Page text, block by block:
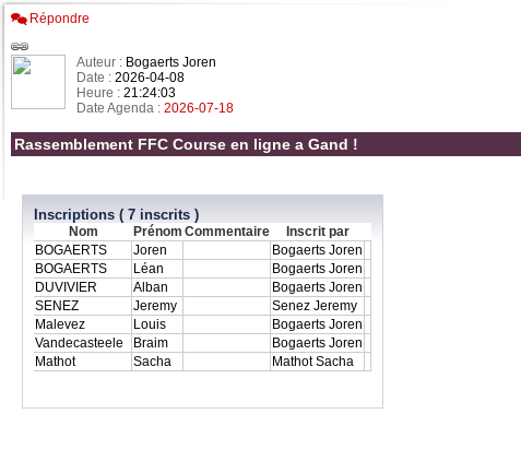
Répondre
Auteur : Bogaerts Joren
Date : 2026-04-08
Heure : 21:24:03
Date Agenda : 2026-07-18
Rassemblement FFC Course en ligne a Gand !
Inscriptions ( 7 inscrits )
Nom Prénom Commentaire
Inscrit par
BOGAERTS
Joren
Bogaerts Joren
BOGAERTS
Léan
Bogaerts Joren
DUVIVIER
Alban
Bogaerts Joren
SENEZ
Jeremy
Senez Jeremy
Malevez
Louis
Bogaerts Joren
Vandecasteele
Braim
Bogaerts Joren
Mathot
Sacha Mathot Sacha